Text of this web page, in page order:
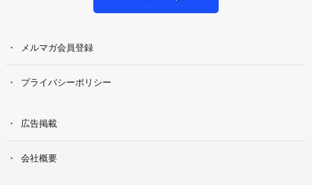
メルマガ会員登録
プライバシーポリシー
広告掲載
会社概要